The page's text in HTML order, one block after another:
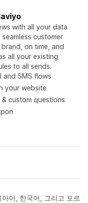
with all your data
customer
on time, and
all your existing
to all sends.
and SMS flows
your website
custom questions
어, 한국어, 그리고 포르